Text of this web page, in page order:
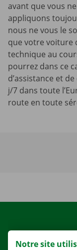
avant que vous
appliquons
nous ne vous le
que votre voiture
technique au
pourrez dans ce
d’assistance et
j/7 dans toute
route en toute
Notre site